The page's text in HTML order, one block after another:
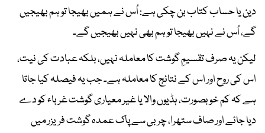
دین یا حساب کتاب بن چکی ہے: اُس نے ہمیں بھیجا تو ہم بھیجیں
گے، اُس نے نہیں بھیجا تو ہم بھی نہیں بھیجیں گے۔
لیکن یہ صرف تقسیمِ گوشت کا معاملہ نہیں، بلکہ عبادت کی نیت،
اس کی روح اور اس کے نتائج کا معاملہ ہے۔ جب یہ فیصلہ کیا جاتا
ہے کہ کم خوبصورت، ہڈیوں والا یا غیر معیاری گوشت غرباء کو دے
دیا جائے اور صاف ستھرا، چربی سے پاک عمدہ گوشت فریزر میں